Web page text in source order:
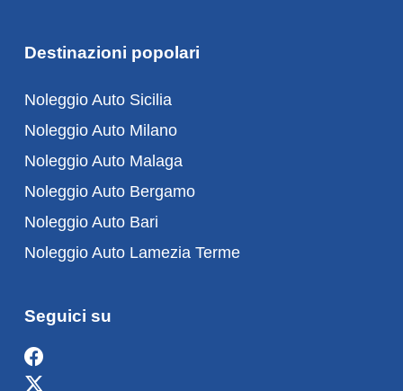
Destinazioni popolari
Noleggio Auto Sicilia
Noleggio Auto Milano
Noleggio Auto Malaga
Noleggio Auto Bergamo
Noleggio Auto Bari
Noleggio Auto Lamezia Terme
Seguici su